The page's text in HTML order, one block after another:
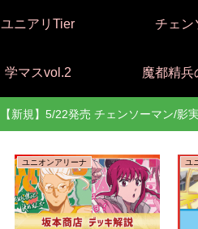
ユニアリTier チェン
学マスvol.2 魔都精兵
【新規】5/22発売 チェンソーマン/影
ユニオンアリーナ ユ